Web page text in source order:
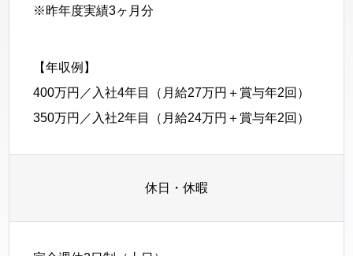
※昨年度実績3ヶ月分
【年収例】
400万円／入社4年目（月給27万円＋賞与年2回）
350万円／入社2年目（月給24万円＋賞与年2回）
休日・休暇